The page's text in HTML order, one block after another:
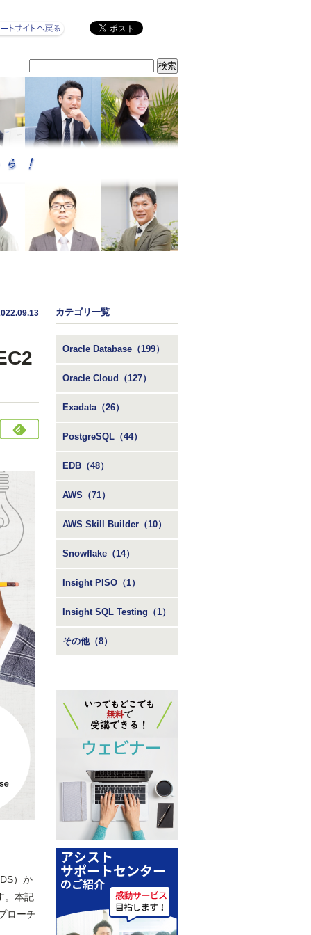
）か
。本記
ローチ
カテゴリ一覧
Oracle Database（199）
Oracle Cloud（127）
Exadata（26）
PostgreSQL（44）
EDB（48）
AWS（71）
AWS Skill Builder（10）
Snowflake（14）
Insight PISO（1）
Insight SQL Testing（1）
その他（8）